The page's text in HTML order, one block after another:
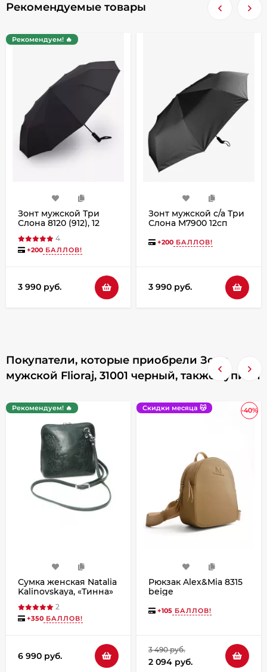
Рекомендуемые товары
Рекомендуем! 🔥
Зонт мужской Три
Слона 8120 (912), 12
4
+200 БАЛЛОВ!
3 990 руб.
Зонт мужской с/а Три
Слона M7900 12сп
+200 БАЛЛОВ!
3 990 руб.
Покупатели, которые приобрели Зонт
мужской Flioraj, 31001 черный, также купили
Рекомендуем! 🔥
Сумка женская Natalia
Kalinovskaya, «Тинна»
2
+350 БАЛЛОВ!
6 990 руб.
-40%
Скидки месяца 😽
Рюкзак Alex&Mia 8315
beige
+105 БАЛЛОВ!
3 490 руб.
2 094 руб.